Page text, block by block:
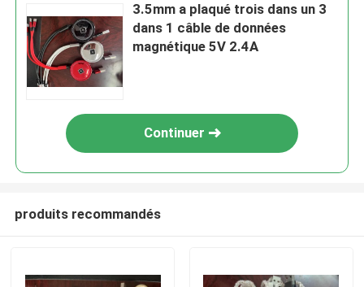
3.5mm a plaqué trois dans un 3
dans 1 câble de données
magnétique 5V 2.4A
Continuer
produits recommandés